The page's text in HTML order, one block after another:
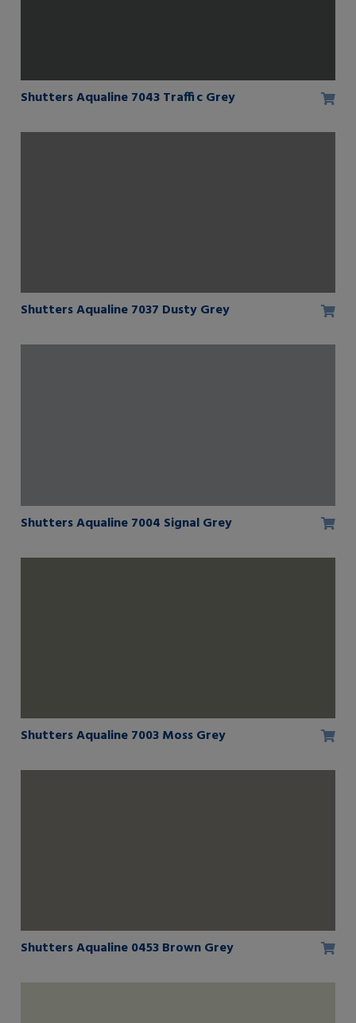
Shutters Aqualine 7043 Traffic Grey
Shutters Aqualine 7037 Dusty Grey
Shutters Aqualine 7004 Signal Grey
Shutters Aqualine 7003 Moss Grey
Shutters Aqualine 0453 Brown Grey